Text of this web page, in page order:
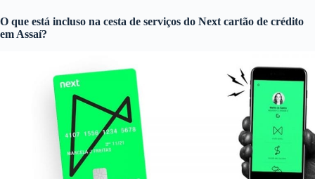
O que está incluso na cesta de serviços do Next cartão de crédito
em Assaí?